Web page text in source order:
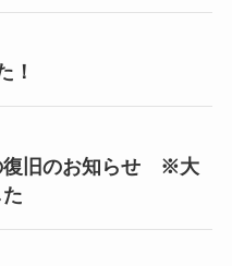
！
復旧のお知らせ ※大